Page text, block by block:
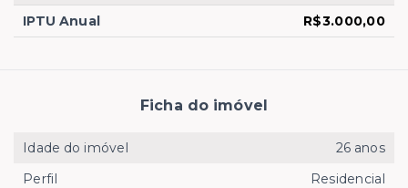
IPTU Anual
R$3.000,00
Ficha do imóvel
Idade do imóvel
26 anos
Perfil
Residencial